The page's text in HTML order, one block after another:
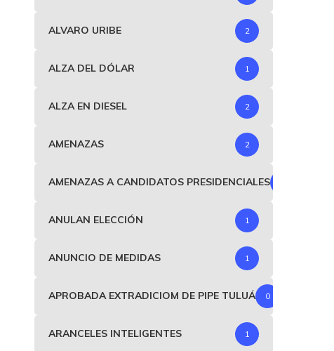
Juan Fernando Cristo, ministro
del Interior, renunció a...
Atención: CNE aplazó
de formulación de
septiembre 16, 2024
ALVARO URIBE 2
ALZA DEL DÓLAR 1
ALZA EN DIESEL 2
AMENAZAS 2
AMENAZAS A CANDIDATOS PRESIDENCIALES
ANULAN ELECCIÓN 1
ANUNCIO DE MEDIDAS 1
APROBADA EXTRADICIOM DE PIPE TULUÁ 0
ARANCELES INTELIGENTES 1